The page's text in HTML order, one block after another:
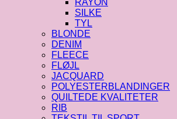
SILKE
TYL
BLONDE
DENIM
FLEECE
FLØJL
JACQUARD
POLYESTERBLANDINGER
QUILTEDE KVALITETER
RIB